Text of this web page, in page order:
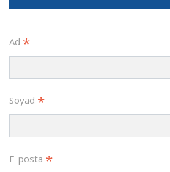
Ad *
Soyad *
E-posta *